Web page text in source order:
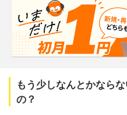
もう少しなんとかなら
の？